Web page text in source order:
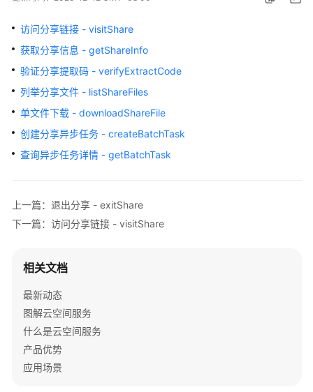
态
产
品
介
绍
计
费
说
快
速
用
指
南
API
访问分享链接 - visitShare
获取分享信息 - getShareInfo
验证分享提取码 - verifyExtractCode
列举分享文件 - listShareFiles
单文件下载 - downloadShareFile
创建分享异步任务 - createBatchTask
查询异步任务详情 - getBatchTask
上一篇：退出分享 - exitShare
下一篇：访问分享链接 - visitShare
相关文档
最新动态
图解云空间服务
什么是云空间服务
产品优势
应用场景